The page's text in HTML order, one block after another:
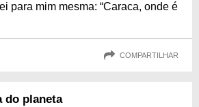
para mim mesma: “Caraca, onde é
COMPARTILHAR
do planeta